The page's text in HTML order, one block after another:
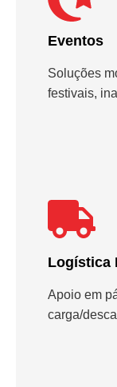
Eventos
Soluções
festivais,
Logística
Apoio em
carga/